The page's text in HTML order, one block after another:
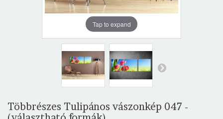
Tap to expand
Többrészes Tulipános vászonkép 047 -